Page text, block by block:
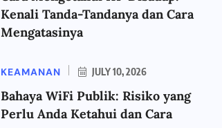
Kenali Tanda-Tandanya dan Cara
Mengatasinya
KEAMANAN JULY 10, 2026
Bahaya WiFi Publik: Risiko yang
Perlu Anda Ketahui dan Cara